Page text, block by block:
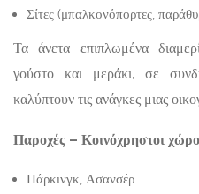
Σίτες (μπαλκονόπορτες,
Τα άνετα επιπλωμένα
γούστο και μεράκι, σε
καλύπτουν τις ανάγκες μιας
Παροχές – Κοινόχρηστοι
Πάρκινγκ, Ασανσέρ